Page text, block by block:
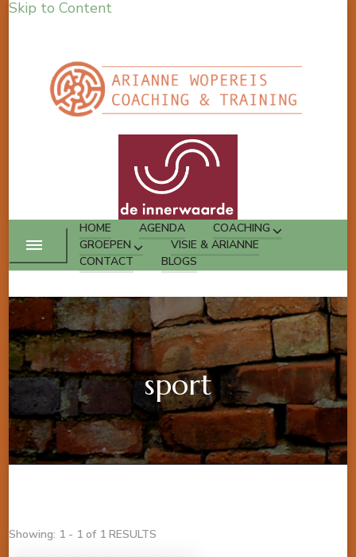
Skip to Content
HOME AGENDA
COACHING
GROEPEN
VISIE & ARIANNE
CONTACT
BLOGS
sport
Showing: 1 - 1 of 1 RESULTS